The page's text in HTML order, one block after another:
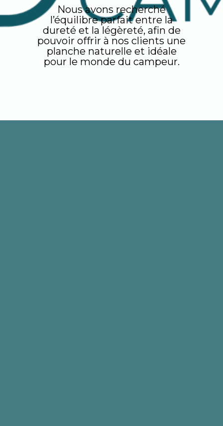
Nous avons recherché
l’équilibre parfait entre la
dureté et la légèreté, afin de
pouvoir offrir à nos clients une
planche naturelle et idéale
pour le monde du campeur.